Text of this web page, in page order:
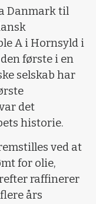
Danmark til
A i Hornsyld i
første i en
selskab har
det
historie.
ved at
for olie,
raffinerer
års